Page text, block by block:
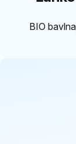
BIO